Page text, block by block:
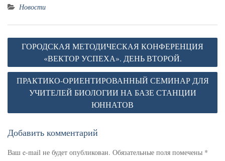
Новости
Навигация
записям
ГОРОДСКАЯ МЕТОДИЧЕСКАЯ КОНФЕРЕНЦИЯ
«ВЕКТОР УСПЕХА». ДЕНЬ ВТОРОЙ.
ПРАКТИКО-ОРИЕНТИРОВАННЫЙ СЕМИНАР ДЛЯ
УЧИТЕЛЕЙ БИОЛОГИИ НА БАЗЕ СТАНЦИИ
ЮННАТОВ
Добавить комментарий
Ваш e-mail не будет опубликован. Обязательные поля помечены *